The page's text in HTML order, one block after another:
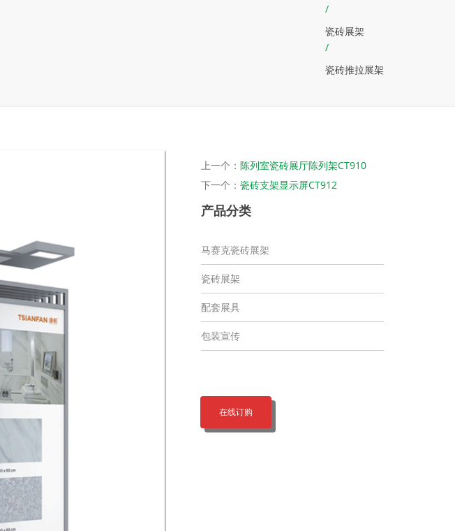
/
瓷砖展架
/
瓷砖推拉展架
上一个： 陈列室瓷砖展厅陈列架CT910
下一个： 瓷砖支架显示屏CT912
产品分类
马赛克瓷砖展架
瓷砖展架
配套展具
包装宣传
在线订购